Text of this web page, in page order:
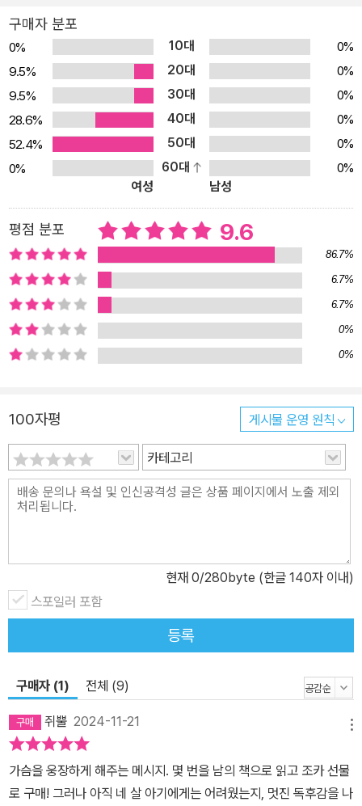
페이지를 넘어 문 밖으로, 세상으로 나가는 파랑 아이의 모습은 ‘진짜
나를 사랑하는 법’이 무엇인지를 곰곰이 돌아보게 합니다.
구매자 분포
0% 10대
0%
9.5%
20대
0%
9.5%
30대
0%
28.6%
40대
0%
52.4%
50대
0%
0%
60대
0%
여성
남성
평점 분포 9.6
86.7%
6.7%
6.7%
0%
0%
100자평 게시물 운영 원칙
카테고리
현재 0/280byte (한글 140자 이내)
스포일러 포함
등록
구매자 (1) 전체 (9)
쥐뿔 2024-11-21
가슴을 웅장하게 해주는 메시지. 몇 번을 남의 책으로 읽고 조카 선물
로 구매! 그러나 아직 네 살 아기에게는 어려웠는지, 멋진 독후감을 나